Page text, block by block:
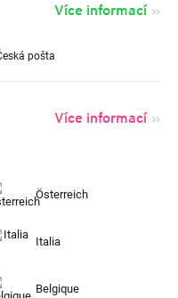
Více informací
Více informací
Österreich
Italia
Belgique